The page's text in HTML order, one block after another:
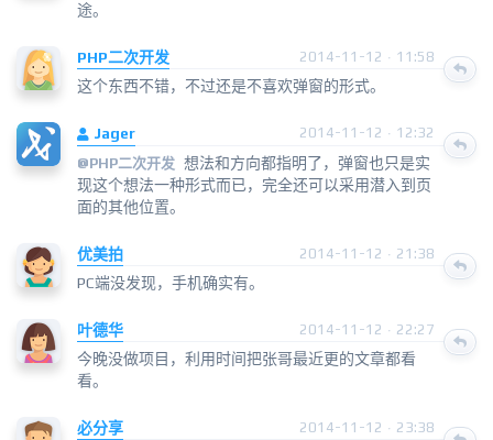
途。
PHP二次开发 2014-11-12 · 11:58
这个东西不错，不过还是不喜欢弹窗的形式。
Jager
2014-11-12 · 12:32
@PHP二次开发 想法和方向都指明了，弹窗也只是实
现这个想法一种形式而已，完全还可以采用潜入到页
面的其他位置。
优美拍 2014-11-12 · 21:38
PC端没发现，手机确实有。
叶德华 2014-11-12 · 22:27
今晚没做项目，利用时间把张哥最近更的文章都看
看。
必分享 2014-11-12 · 23:38